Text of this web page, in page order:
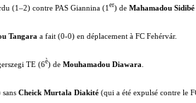
(1–2) contre PAS Giannina (1 er) de Mahamadou Sidibé
Tangara a fait (0-0) en déplacement à FC Fehérvár.
TE (6è) de Mouhamadou Diawara
sans Cheick Murtala Diakité (qui a été expulsé contre le